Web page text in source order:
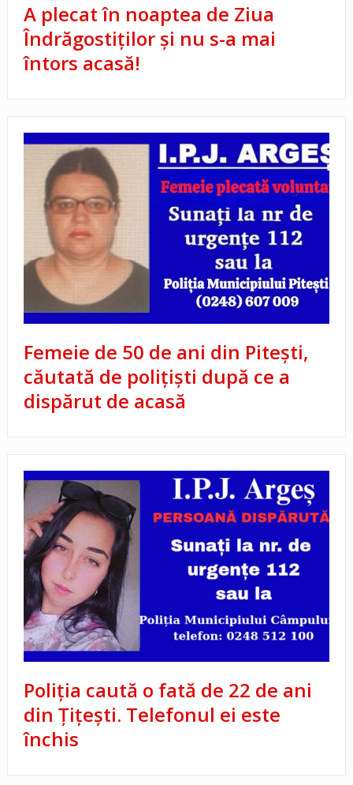
A plecat în noaptea de Ziua
Îndrăgostiților și nu s-a mai
întors acasă!
Femeie de 50 de ani din Pitești,
căutată de polițiști după ce a
dispărut de acasă
Poliția caută o fată de 22 de ani
din Țițești. Telefonul ei este
închis